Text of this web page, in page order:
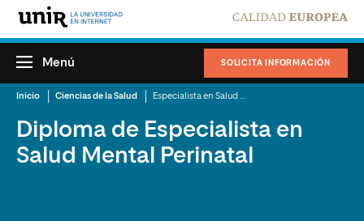
SOLICITA INFORMACIÓN
Menú
Inicio Ciencias de la Salud
Diploma de Especialista en
Salud Mental Perinatal